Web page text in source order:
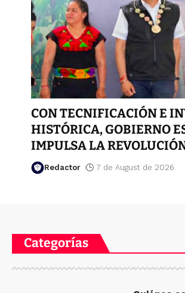
CON TECNIFICACIÓN E
HISTÓRICA, GOBIERNO
IMPULSA LA
Redactor 7 de August de 2026
Categorías